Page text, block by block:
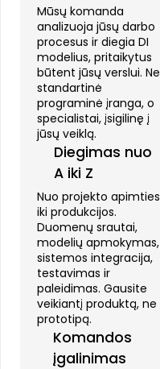
Mūsų komanda
analizuoja jūsų darbo
procesus ir diegia DI
modelius, pritaikytus
būtent jūsų verslui. Ne
standartinė
programinė įranga, o
specialistai, įsigilinę į
jūsų veiklą.
Diegimas nuo
A iki Z
Nuo projekto apimties
iki produkcijos.
Duomenų srautai,
modelių apmokymas,
sistemos integracija,
testavimas ir
paleidimas. Gausite
veikiantį produktą, ne
prototipą.
Komandos
įgalinimas